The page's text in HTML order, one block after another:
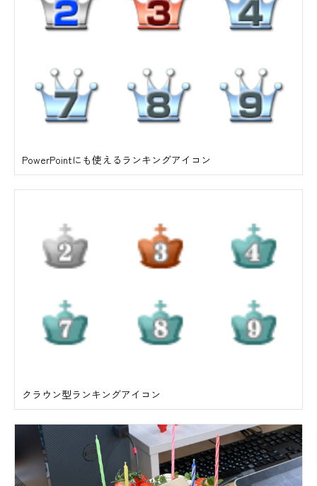
PowerPointにも使えるランキングアイコン
クラウン型ランキングアイコン